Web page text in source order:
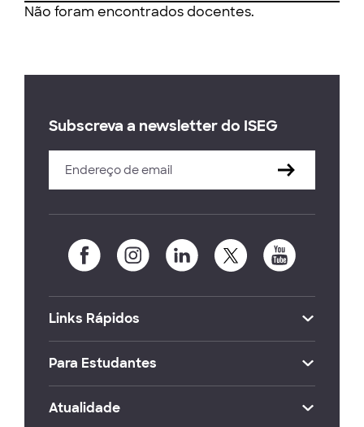
Não foram encontrados docentes.
Subscreva a newsletter do ISEG
Links Rápidos
Para Estudantes
Atualidade